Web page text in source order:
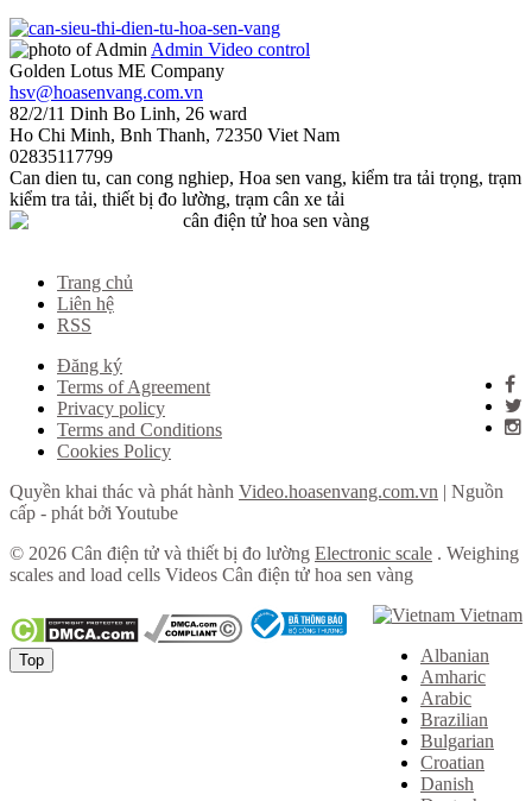
Admin Video control
Golden Lotus ME Company
hsv@hoasenvang.com.vn
82/2/11 Dinh Bo Linh, 26 ward
Ho Chi Minh, Bnh Thanh, 72350 Viet Nam
02835117799
Can dien tu, can cong nghiep, Hoa sen vang, kiểm tra tải trọng, trạm
kiểm tra tải, thiết bị đo lường, trạm cân xe tải
Trang chủ
Liên hệ
RSS
Đăng ký
Terms of Agreement
Privacy policy
Terms and Conditions
Cookies Policy
Quyền khai thác và phát hành Video.hoasenvang.com.vn | Nguồn
cấp - phát bởi Youtube
© 2026 Cân điện tử và thiết bị đo lường Electronic scale . Weighing
scales and load cells Videos Cân điện tử hoa sen vàng
Vietnam
Albanian
Amharic
Arabic
Brazilian
Bulgarian
Croatian
Danish
Top